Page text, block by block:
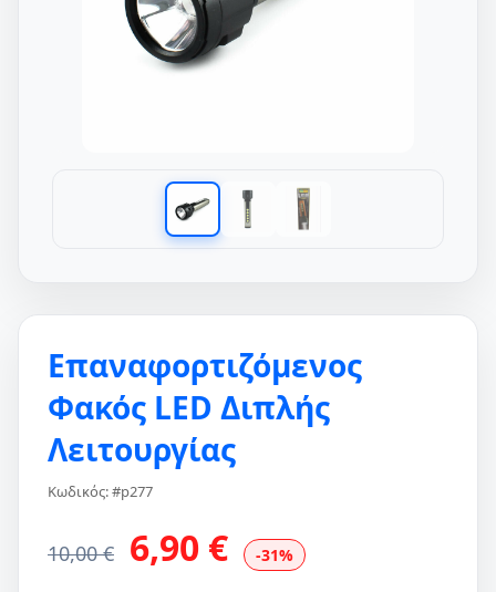
Επαναφορτιζόμενος
Φακός LED Διπλής
Λειτουργίας
Κωδικός: #p277
10,00 € 6,90 € -31%